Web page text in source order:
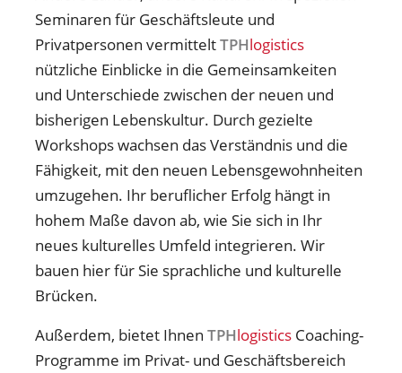
Seminaren für Geschäftsleute und
Privatpersonen vermitteltTPHlogistics
nützliche Einblicke in die Gemeinsamkeiten
und Unterschiede zwischen der neuen und
bisherigen Lebenskultur. Durch gezielte
Workshops wachsen das Verständnis und die
Fähigkeit, mit den neuen Lebensgewohnheiten
umzugehen. Ihr beruflicher Erfolg hängt in
hohem Maße davon ab, wie Sie sich in Ihr
neues kulturelles Umfeld integrieren. Wir
bauen hier für Sie sprachliche und kulturelle
Brücken.
Außerdem, bietet IhnenTPHlogistics Coaching-
Programme im Privat- und Geschäftsbereich